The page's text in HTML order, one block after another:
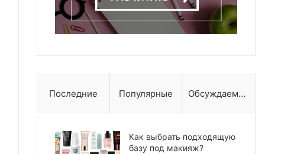
Последние Популярные Обсуждаемые
Как выбрать подходящую
базу под макияж?